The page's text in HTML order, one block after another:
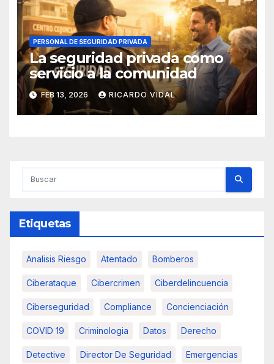
PERSONAL DE SEGURIDAD PRIVADA
La seguridad privada como
servicio a la comunidad
FEB 13, 2026 RICARDO VIDAL
Etiquetas
Analisis Riesgo Atentado Bomberos
Ciberataque Cibercrimen Ciberdelincuencia
Ciberseguridad Compliance Concienciación
COVID 19 Criminologia Datos Derecho
Detective Director De Seguridad Emergencias